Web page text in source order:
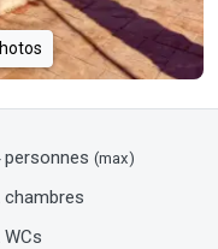
personnes (max)
chambres
WCs